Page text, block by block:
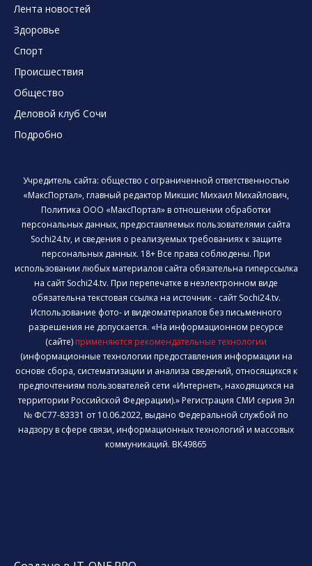
Лента новостей
Здоровье
Спорт
Происшествия
Общество
Деловой клуб Сочи
Подробно
Учредитель сайта: общество с ограниченной ответственностью
«МаксПортал», главный редактор Микшис Михаил Михайлович,
Политика ООО «МаксПортал» в отношении обработки
персональных данных, предоставляемых пользователями сайта
Sochi24.tv, и сведения о реализуемых требованиях к защите
персональных данных. 18+ Все права соблюдены. При
использовании любых материалов сайта обязательна гиперссылка
на сайт Sochi24.tv. При перепечатке в неэлектронном виде
обязательна текстовая ссылка на источник - сайт Sochi24.tv.
Использование фото- и видеоматериалов без письменного
разрешения не допускается. «На информационном ресурсе
(сайте) применяются рекомендательные технологии
(информационные технологии предоставления информации на
основе сбора, систематизации и анализа сведений, относящихся к
предпочтениям пользователей сети «Интернет», находящихся на
территории Российской Федерации).» Регистрация СМИ серия Эл
№ ФС77-83331 от 10.06.2022, выдано Федеральной службой по
надзору в сфере связи, информационных технологий и массовых
коммуникаций. ВК49865